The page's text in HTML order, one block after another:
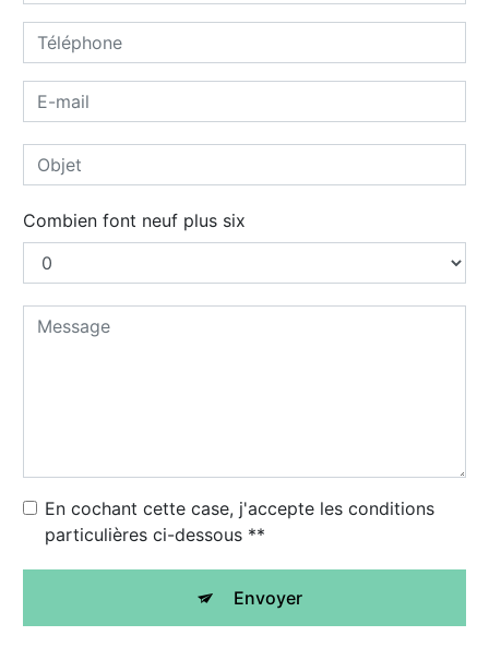
Combien font neuf plus six
En cochant cette case, j'accepte les conditions
particulières ci-dessous **
Envoyer